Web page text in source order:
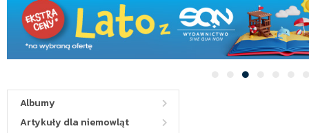
Albumy
Artykuły dla niemowląt